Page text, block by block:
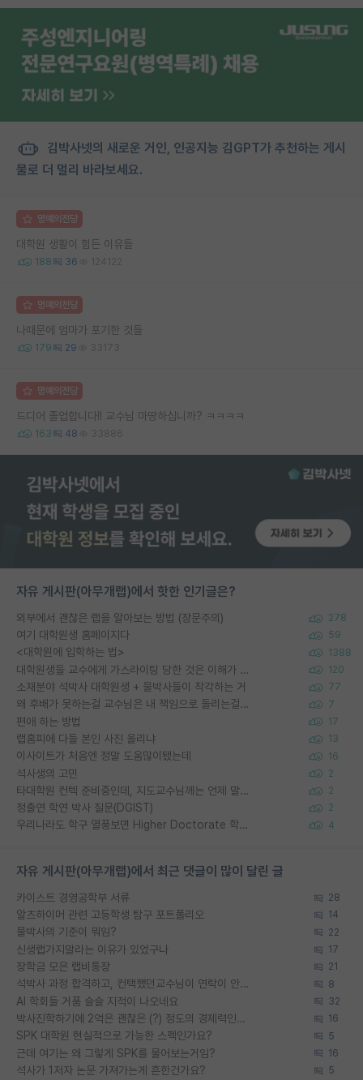
김박사넷의 새로운 거인, 인공지능 김GPT가 추천하는 게시
물로 더 멀리 바라보세요.
명예의전당
대학원 생활이 힘든 이유들
188 36 124122
명예의전당
나때문에 엄마가 포기한 것들
179 29 33173
명예의전당
드디어 졸업합니다!! 교수님 마땅하십니까? ㅋㅋㅋㅋ
163 48 33886
자유 게시판(아무개랩)에서 핫한 인기글은?
외부에서 괜찮은 랩을 알아보는 방법 (장문주의) 278
여기 대학원생 홈페이지다 59
<대학원에 입학하는 법> 1388
대학원생들 교수에게 가스라이팅 당한 것은 이해가 갑니다. 안타깝네요. 120
소재분야 석박사 대학원생 + 물박사들이 착각하는 거 77
왜 후배가 못하는걸 교수님은 내 책임으로 돌리는걸까요? 7
편애 하는 방법 17
랩홈피에 다들 본인 사진 올리냐 13
이사이트가 처음엔 정말 도움많이됐는데 16
석사생의 고민 2
타대학원 컨텍 준비중인데, 지도교수님께는 언제 말씀드려야 할까요? 2
정출연 학연 박사 질문(DGIST) 2
우리나라도 학구 열풍보면 Higher Doctorate 학위가 필요하다고 봅니다. 4
자유 게시판(아무개랩)에서 최근 댓글이 많이 달린 글
카이스트 경영공학부 서류 28
알츠하이머 관련 고등학생 탐구 포트폴리오 14
물박사의 기준이 뭐임? 22
신생랩가지말라는 이유가 있었구나 17
장학금 모은 랩비통장 21
석박사 과정 합격하고, 컨택했던교수님이 연락이 안됩니다... 8
AI 학회들 거품 슬슬 지적이 나오네요 32
박사진학하기에 2억은 괜찮은 (?) 정도의 경제력인가요 16
SPK 대학원 현실적으로 가능한 스펙인가요? 5
근데 여기는 왜 그렇게 SPK를 물어보는거임? 16
석사가 1저자 논문 가져가는게 흔한건가요? 5